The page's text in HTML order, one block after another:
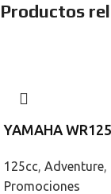
Productos
YAMAHA
125cc, Adventure,
Promociones